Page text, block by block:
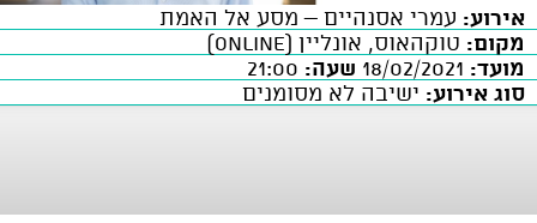
אירוע: עמרי אסנהיים – מסע אל האמת
מקום: טוקהאוס, אונליין (ONLINE)
מועד:
שעה:
סוג אירוע: ישיבה לא מסומנים